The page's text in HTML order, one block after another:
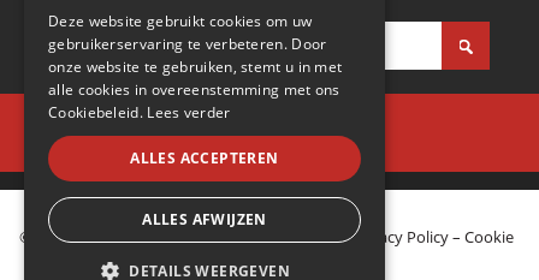
© 2020 Escolit. All Rights Reserved –Sitemap–Privacy Policy–Cookie
Deze website gebruikt cookies om uw
gebruikerservaring te verbeteren. Door
onze website te gebruiken, stemt u in met
alle cookies in overeenstemming met ons
Cookiebeleid. Lees verder
ALLES ACCEPTEREN
ALLES AFWIJZEN
DETAILS WEERGEVEN